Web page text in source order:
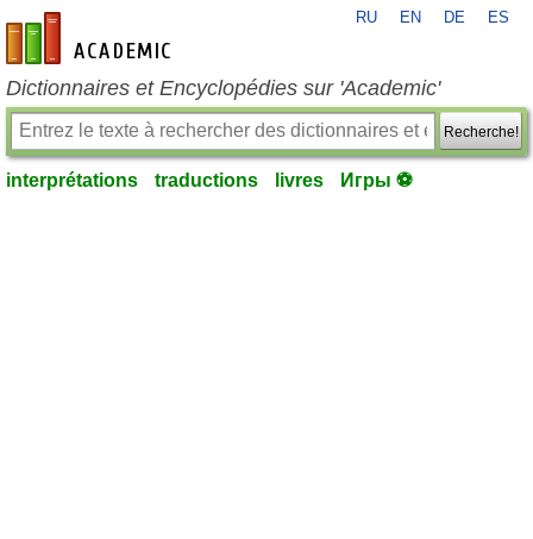
fr-academic.com
RU EN DE ES
Dictionnaires et Encyclopédies sur 'Academic'
Recherche!
interprétations traductions livres Игры ⚽